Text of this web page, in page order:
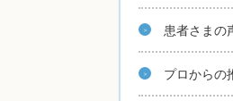
患者さまの
プロからの